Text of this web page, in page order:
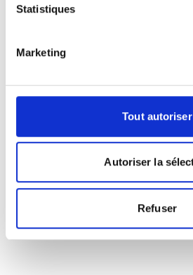
Statistiques
Marketing
Tout autoriser
Autoriser la
Refuser
magnétique et d'ondes
d'imagerie médicale, est
motorisée qui entre
l'appareil. Le radiologue
déroulement et peut, selon
recommander l'injection
précision pour le
pathologies